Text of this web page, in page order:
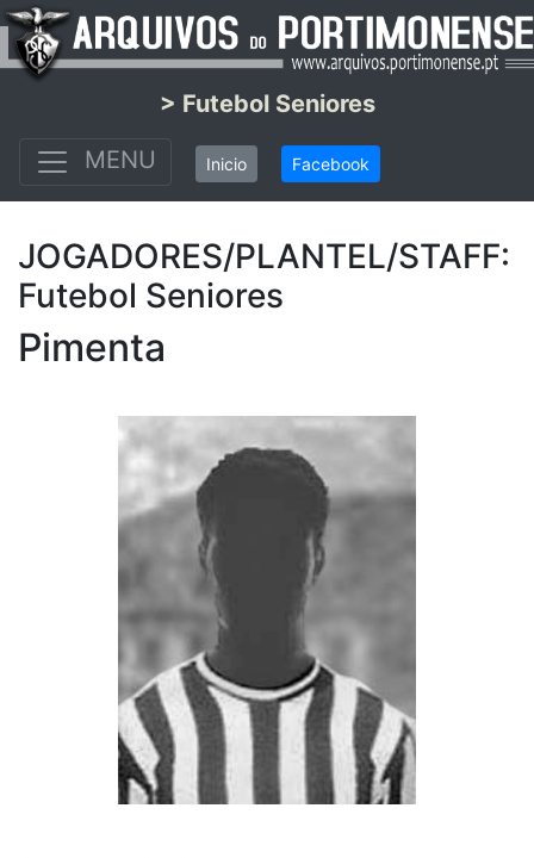
> Futebol Seniores
MENU
Inicio Facebook
JOGADORES/PLANTEL/STAFF:
Futebol Seniores
Pimenta